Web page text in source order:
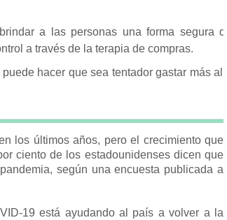
a las personas una forma segura de
a través de la terapia de compras.
hacer que sea tentador gastar más allá
los últimos años, pero el crecimiento que
ciento de los estadounidenses dicen que
según una encuesta publicada a
19 está ayudando al país a volver a la